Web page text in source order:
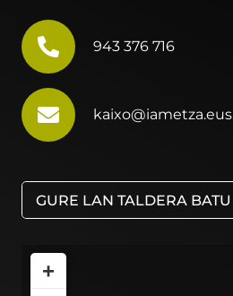
943 376 716
kaixo@iametza.eus
GURE LAN TALDERA BATU
+